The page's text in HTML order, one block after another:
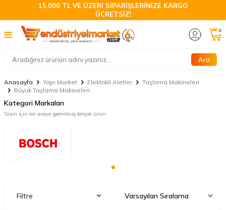
15.000 TL VE ÜZERİ SİPARİŞLERİNİZE KARGO
ÜCRETSİZ!
Ara
0
Anasayfa Yapı Market Elektrikli Aletler
Taşlama Makineleri
Büyük Taşlama Makineleri
Kategori Markaları
Sizin için bir araya getirilmiş birçok ürün
Filtre